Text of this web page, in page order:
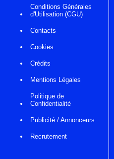
Conditions Générales
d'Utilisation (CGU)
Contacts
Cookies
Crédits
Mentions Légales
Politique de
Confidentialité
Publicité / Annonceurs
Recrutement